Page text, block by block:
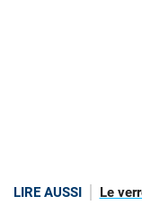
LIRE AUSSI
Le